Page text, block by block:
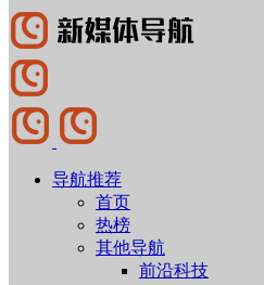
导航推荐
首页
热榜
其他导航
前沿科技